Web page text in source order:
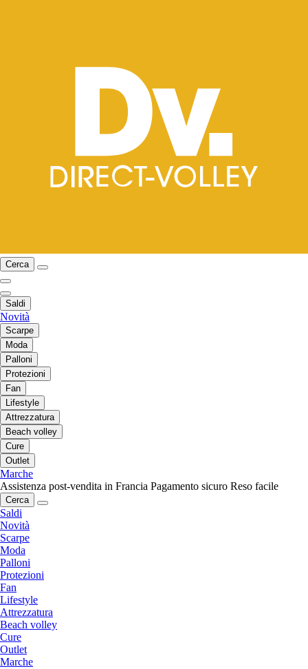
Cerca
Saldi
Novità
Scarpe
Moda
Palloni
Protezioni
Fan
Lifestyle
Attrezzatura
Beach volley
Cure
Outlet
Marche
Assistenza post-vendita in Francia Pagamento sicuro Reso facile
Cerca
Saldi
Novità
Scarpe
Moda
Palloni
Protezioni
Fan
Lifestyle
Attrezzatura
Beach volley
Cure
Outlet
Marche